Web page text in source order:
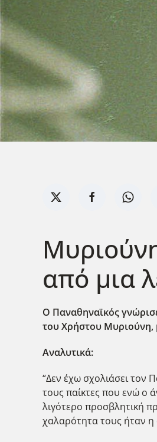
από μια
Ο Παναθηναϊκός
του Χρήστου Μυριούνη,
Αναλυτικά:
“Δεν έχω σχολιάσει τον
τους παίκτες που ενώ ο
λιγότερο προσβλητική
χαλαρότητα τους ήταν η